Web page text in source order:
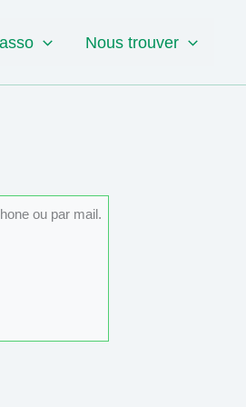
Nous trouver
ou par mail.